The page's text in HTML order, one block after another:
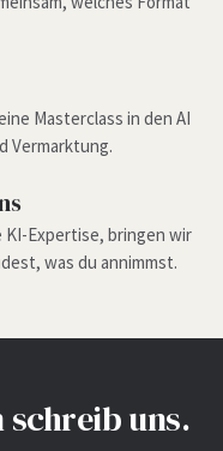
Masterclass in den AI
Vermarktung.
Expertise, bringen wir
was du annimmst.
schreib uns.